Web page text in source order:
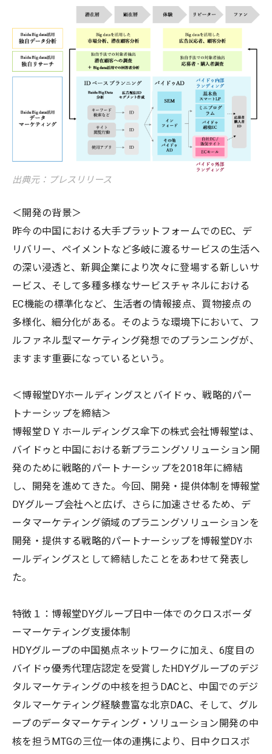
出典元：プレスリリース
＜開発の背景＞
昨今の中国における大手プラットフォームでのEC、デ
リバリー、ペイメントなど多岐に渡るサービスの生活へ
の深い浸透と、新興企業により次々に登場する新しいサ
ービス、そして多種多様なサービスチャネルにおける
EC機能の標準化など、生活者の情報接点、買物接点の
多様化、細分化がある。そのような環境下において、フ
ルファネル型マーケティング発想でのプランニングが、
ますます重要になっているという。
＜博報堂DYホールディングスとバイドゥ、戦略的パー
トナーシップを締結＞
博報堂ＤＹホールディングス傘下の株式会社博報堂は、
バイドゥと中国における新プラニングソリューション開
発のために戦略的パートナーシップを2018年に締結
し、開発を進めてきた。今回、開発・提供体制を博報堂
DYグループ会社へと広げ、さらに加速させるため、デ
ータマーケティング領域のプラニングソリューションを
開発・提供する戦略的パートナーシップを博報堂DYホ
ールディングスとして締結したことをあわせて発表し
た。
特徴１：博報堂DYグループ日中一体でのクロスボーダ
ーマーケティング支援体制
HDYグループの中国拠点ネットワークに加え、6度目の
バイドゥ優秀代理店認定を受賞したHDYグループのデジ
タルマーケティングの中核を担うDACと、中国でのデジ
タルマーケティング経験豊富な北京DAC、そして、グル
ープのデータマーケティング・ソリューション開発の中
核を担うMTGの三位一体の連携により、日中クロスボ